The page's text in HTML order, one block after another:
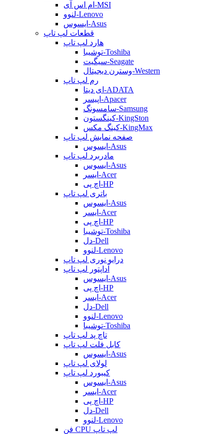
ام اس آی-MSI
لنوو-Lenovo
ایسوس-Asus
قطعات لپ تاپ
هارد لپ تاپ
توشیبا-Toshiba
سیگیت-Seagate
وسترن دیجیتال-Western
رم لپ تاپ
ای دیتا-ADATA
اپیسر-Apacer
سامسونگ-Samsung
کینگستون-KingSton
کینگ مکس-KingMax
صفحه نمایش لپ تاپ
ایسوس-Asus
مادربرد لپ تاپ
ایسوس-Asus
ایسر-Acer
اچ پی-HP
باتری لپ تاپ
ایسوس-Asus
ایسر-Acer
اچ پی-HP
توشیبا-Toshiba
دل-Dell
لنوو-Lenovo
درایو نوری لپ تاپ
آداپتور لپ تاپ
ایسوس-Asus
اچ پی-HP
ایسر-Acer
دل-Dell
لنوو-Lenovo
توشیبا-Toshiba
تاچ پد لپ تاپ
کابل فلت لپ تاپ
ایسوس-Asus
لولای لپ تاپ
کیبورد لپ تاپ
ایسوس-Asus
ایسر-Acer
اچ پی-HP
دل-Dell
لنوو-Lenovo
فن CPU لپ تاپ